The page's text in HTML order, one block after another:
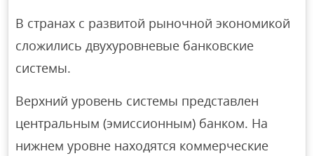
В странах с развитой рыночной экономикой
сложились двухуровневые банковские
системы.
Верхний уровень системы представлен
центральным (эмиссионным) банком. На
нижнем уровне находятся коммерческие